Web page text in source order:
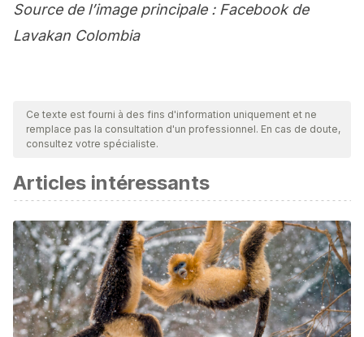
Source de l’image principale : Facebook de
Lavakan Colombia
Ce texte est fourni à des fins d'information uniquement et ne
remplace pas la consultation d'un professionnel. En cas de doute,
consultez votre spécialiste.
Articles intéressants